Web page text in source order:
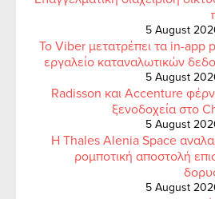
5 August
Το Viber μετατρέπει τα in-app
εργαλείο καταναλωτικών
5 August
Radisson και Accenture
ξενοδοχεία στο
5 August
Η Thales Alenia Space
ρομποτική αποστολή
5 August